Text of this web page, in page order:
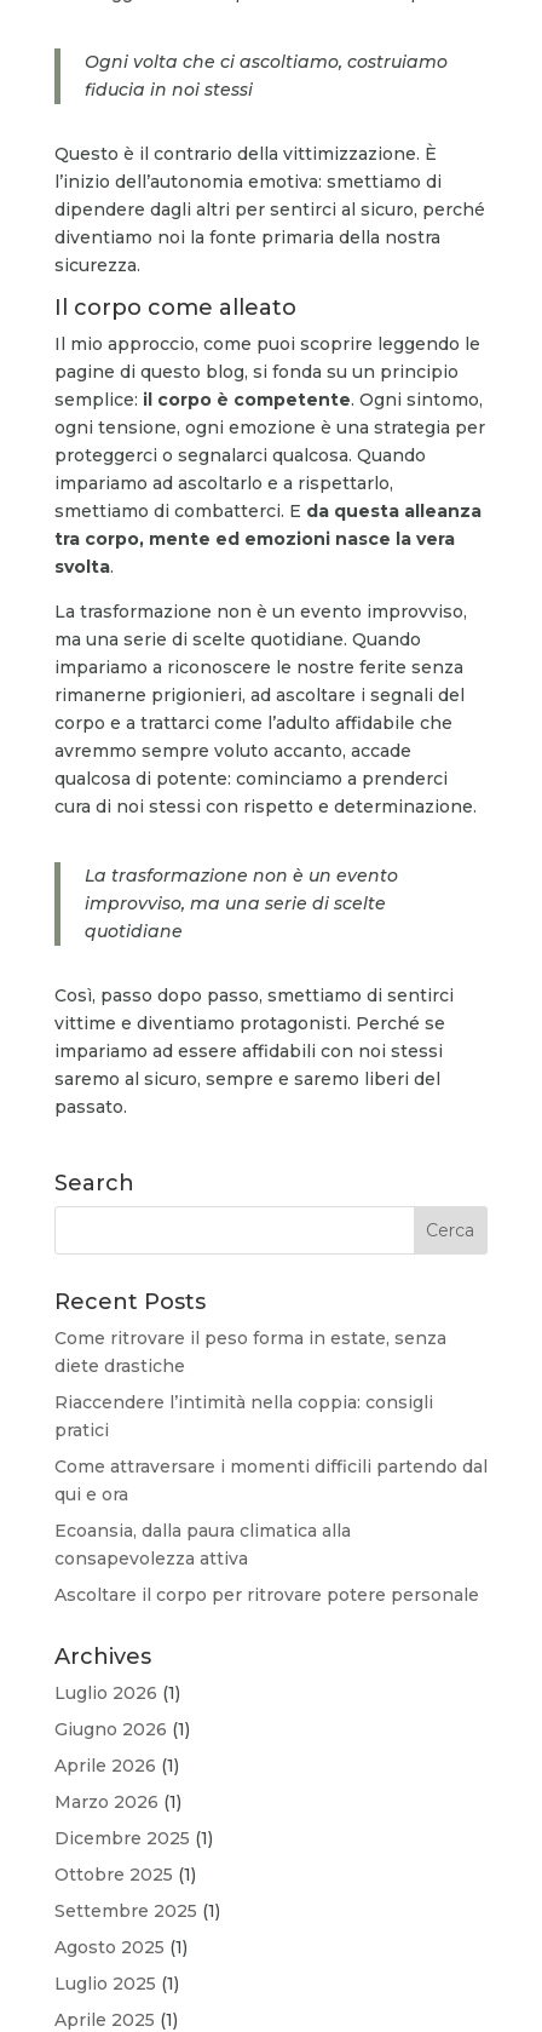
Ogni volta che ci ascoltiamo, costruiamo
fiducia in noi stessi
Questo è il contrario della vittimizzazione. È
l’inizio dell’autonomia emotiva: smettiamo di
dipendere dagli altri per sentirci al sicuro, perché
diventiamo noi la fonte primaria della nostra
sicurezza.
Il corpo come alleato
Il mio approccio, come puoi scoprire leggendo le
pagine di questo blog, si fonda su un principio
semplice: il corpo è competente. Ogni sintomo,
ogni tensione, ogni emozione è una strategia per
proteggerci o segnalarci qualcosa. Quando
impariamo ad ascoltarlo e a rispettarlo,
smettiamo di combatterci. E da questa alleanza
tra corpo, mente ed emozioni nasce la vera
svolta.
La trasformazione non è un evento improvviso,
ma una serie di scelte quotidiane. Quando
impariamo a riconoscere le nostre ferite senza
rimanerne prigionieri, ad ascoltare i segnali del
corpo e a trattarci come l’adulto affidabile che
avremmo sempre voluto accanto, accade
qualcosa di potente: cominciamo a prenderci
cura di noi stessi con rispetto e determinazione.
La trasformazione non è un evento
improvviso, ma una serie di scelte
quotidiane
Così, passo dopo passo, smettiamo di sentirci
vittime e diventiamo protagonisti. Perché se
impariamo ad essere affidabili con noi stessi
saremo al sicuro, sempre e saremo liberi del
passato.
Search
Recent Posts
Come ritrovare il peso forma in estate, senza
diete drastiche
Riaccendere l’intimità nella coppia: consigli
pratici
Come attraversare i momenti difficili partendo dal
qui e ora
Ecoansia, dalla paura climatica alla
consapevolezza attiva
Ascoltare il corpo per ritrovare potere personale
Archives
Luglio 2026 (1)
Giugno 2026 (1)
Aprile 2026 (1)
Marzo 2026 (1)
Dicembre 2025 (1)
Ottobre 2025 (1)
Settembre 2025 (1)
Agosto 2025 (1)
Luglio 2025 (1)
Aprile 2025 (1)